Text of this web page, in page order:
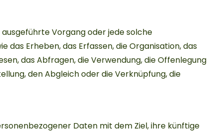
Vorgang oder jede solche
Erheben, das Erfassen, die Organisation, das
das Abfragen, die Verwendung, die Offenlegung
den Abgleich oder die Verknüpfung, die
Daten mit dem Ziel, ihre künftige